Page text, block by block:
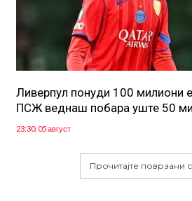
Ливерпул понуди 100 милиони
ПСЖ веднаш побара уште 50
23:30, 05 август
Прочитајте поврзани